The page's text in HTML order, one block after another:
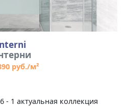
руб./м²
- 1 актуальная коллекция